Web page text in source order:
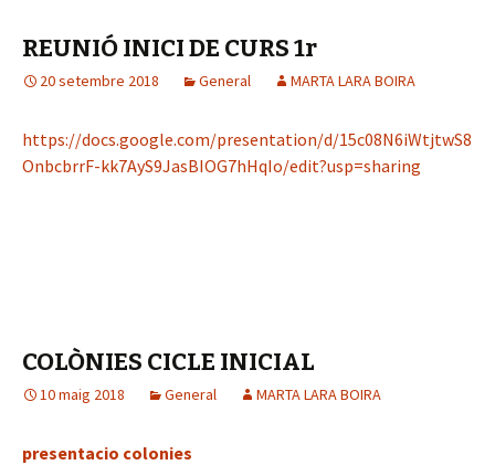
REUNIÓ INICI DE CURS 1r
20 setembre 2018 General MARTA LARA BOIRA
https://docs.google.com/presentation/d/15c08N6iWtjtwS8
OnbcbrrF-kk7AyS9JasBIOG7hHqIo/edit?usp=sharing
COLÒNIES CICLE INICIAL
10 maig 2018 General MARTA LARA BOIRA
presentacio colonies